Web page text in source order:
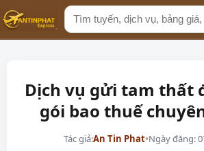
Tìm
kiếm
Dịch vụ gửi tam thất
gói bao thuế
Tác giả:An Tin Phat•Ngày đăng: